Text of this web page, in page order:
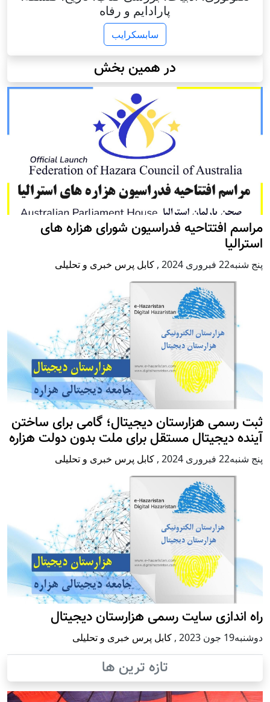
پارادایم و رفاه
سابسکرایب
در همین بخش
مراسم افتتاحیه فدراسیون شورای هزاره های
استرالیا
پنج شنبه22 فبروری 2024 , کابل پرس خبری و تحلیلی
ثبت رسمی هزارستان دیجیتال؛ گامی برای ساختن
آینده دیجیتال مستقل برای ملت بدون دولت هزاره
پنج شنبه22 فبروری 2024 , کابل پرس خبری و تحلیلی
راه اندازی سایت رسمی هزارستان دیجیتال
دوشنبه19 جون 2023 , کابل پرس خبری و تحلیلی
تازه ترین ها